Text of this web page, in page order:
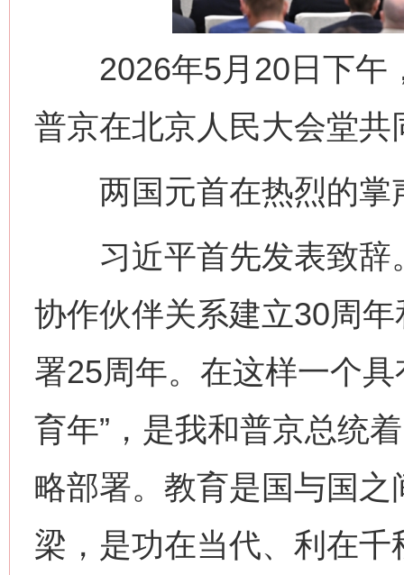
2026年5月20日下午
普京在北京人民大会堂共
两国元首在热烈的掌
习近平首先发表致辞
协作伙伴关系建立30周
署25周年。在这样一个
育年”，是我和普京总统
略部署。教育是国与国
梁，是功在当代、利在